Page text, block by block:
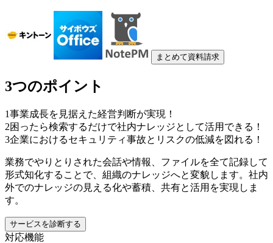
まとめて資料請求
3つのポイント
1事業成長を見据えた経営判断が実現！
2困ったら検索するだけで社内ナレッジとして活用できる！
3企業におけるセキュリティ事故とリスクの低減を図れる！
業務でやりとりされた会話や情報、ファイルを全て記録して
形式知化することで、組織のナレッジへと変貌します。社内
外でのナレッジの見える化や蓄積、共有と活用を実現しま
す。
サービスを診断する
対応機能